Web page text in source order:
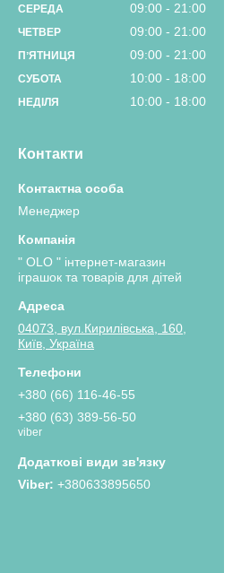
СЕРЕДА 09:00 21:00
ЧЕТВЕР 09:00 21:00
ПʼЯТНИЦЯ 09:00 21:00
СУБОТА 10:00 18:00
НЕДІЛЯ 10:00 18:00
Контакти
Менеджер
" OLO " інтернет-магазин
іграшок та товарів для дітей
04073, вул.Кирилівська, 160,
Київ, Україна
+380 (66) 116-46-55
+380 (63) 389-56-50
viber
+380633895650